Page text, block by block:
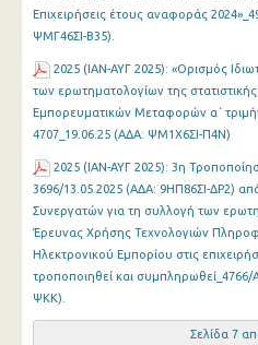
Επιχειρήσεις έτους αναφοράς
ΨΜΓ46ΣΙ-Β35).
2025 (ΙΑΝ-ΑΥΓ 2025): «Ορισμός
των ερωτηματολογίων της
Εμπορευματικών Μεταφορών α΄
4707_19.06.25 (ΑΔΑ: ΨΜ1Χ6ΣΙ-Π4Ν)
2025 (ΙΑΝ-ΑΥΓ 2025): 3η
3696/13.05.2025 (ΑΔΑ: 9ΗΠ86ΣΙ-ΔΡ2)
Συνεργατών για τη συλλογή των
Έρευνας Χρήσης Τεχνολογιών
Ηλεκτρονικού Εμπορίου στις
τροποποιηθεί και
ΨΚΚ).
Σελίδα 7